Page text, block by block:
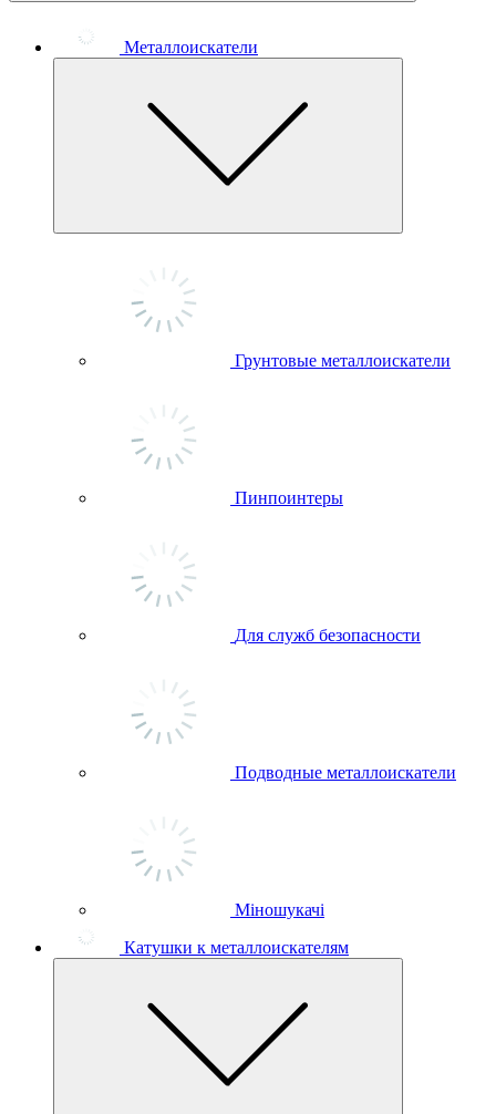
Металлоискатели
Грунтовые металлоискатели
Пинпоинтеры
Для служб безопасности
Подводные металлоискатели
Міношукачі
Катушки к металлоискателям